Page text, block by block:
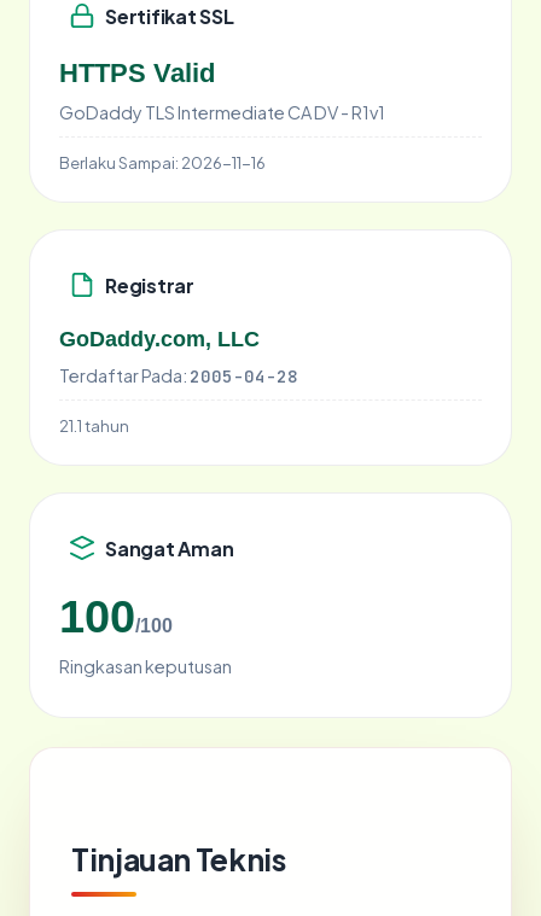
Sertifikat SSL
HTTPS Valid
GoDaddy TLS Intermediate CA DV - R1v1
Berlaku Sampai: 2026-11-16
Registrar
GoDaddy.com, LLC
Terdaftar Pada: 2005-04-28
21.1 tahun
Sangat Aman
100/100
Ringkasan keputusan
Tinjauan Teknis